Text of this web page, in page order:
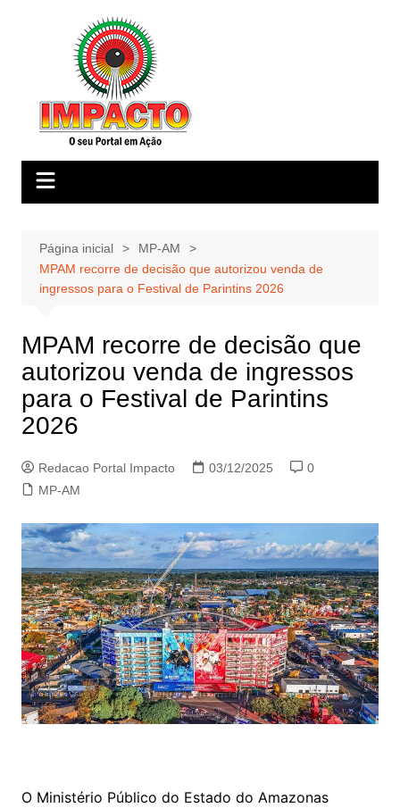
Página inicial
MP-AM
MPAM recorre de decisão que autorizou venda de
ingressos para o Festival de Parintins 2026
MPAM recorre de decisão que
autorizou venda de ingressos
para o Festival de Parintins
2026
Redacao Portal Impacto 03/12/2025
0
MP-AM
O Ministério Público do Estado do Amazonas